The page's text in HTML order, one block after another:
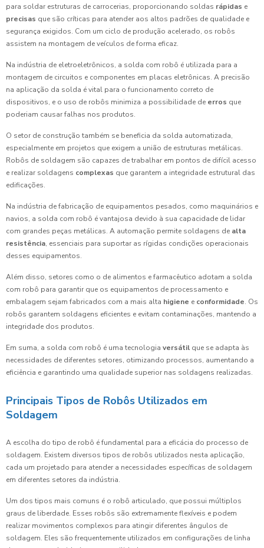
para soldar estruturas de carrocerias, proporcionando soldas rápidas e
precisas que são críticas para atender aos altos padrões de qualidade e
segurança exigidos. Com um ciclo de produção acelerado, os robôs
assistem na montagem de veículos de forma eficaz.
Na indústria de eletroeletrônicos, a solda com robô é utilizada para a
montagem de circuitos e componentes em placas eletrônicas. A precisão
na aplicação da solda é vital para o funcionamento correto de
dispositivos, e o uso de robôs minimiza a possibilidade de erros que
poderiam causar falhas nos produtos.
O setor de construção também se beneficia da solda automatizada,
especialmente em projetos que exigem a união de estruturas metálicas.
Robôs de soldagem são capazes de trabalhar em pontos de difícil acesso
e realizar soldagens complexas que garantem a integridade estrutural das
edificações.
Na indústria de fabricação de equipamentos pesados, como maquinários e
navios, a solda com robô é vantajosa devido à sua capacidade de lidar
com grandes peças metálicas. A automação permite soldagens de alta
resistência, essenciais para suportar as rígidas condições operacionais
desses equipamentos.
Além disso, setores como o de alimentos e farmacêutico adotam a solda
com robô para garantir que os equipamentos de processamento e
embalagem sejam fabricados com a mais alta higiene e conformidade. Os
robôs garantem soldagens eficientes e evitam contaminações, mantendo a
integridade dos produtos.
Em suma, a solda com robô é uma tecnologia versátil que se adapta às
necessidades de diferentes setores, otimizando processos, aumentando a
eficiência e garantindo uma qualidade superior nas soldagens realizadas.
Principais Tipos de Robôs Utilizados em
Soldagem
A escolha do tipo de robô é fundamental para a eficácia do processo de
soldagem. Existem diversos tipos de robôs utilizados nesta aplicação,
cada um projetado para atender a necessidades específicas de soldagem
em diferentes setores da indústria.
Um dos tipos mais comuns é o robô articulado, que possui múltiplos
graus de liberdade. Esses robôs são extremamente flexíveis e podem
realizar movimentos complexos para atingir diferentes ângulos de
soldagem. Eles são frequentemente utilizados em configurações de linha